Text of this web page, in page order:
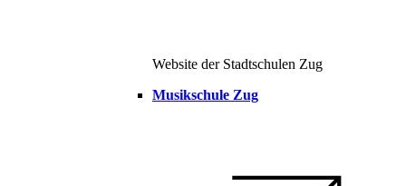
Website der Stadtschulen Zug
Musikschule Zug